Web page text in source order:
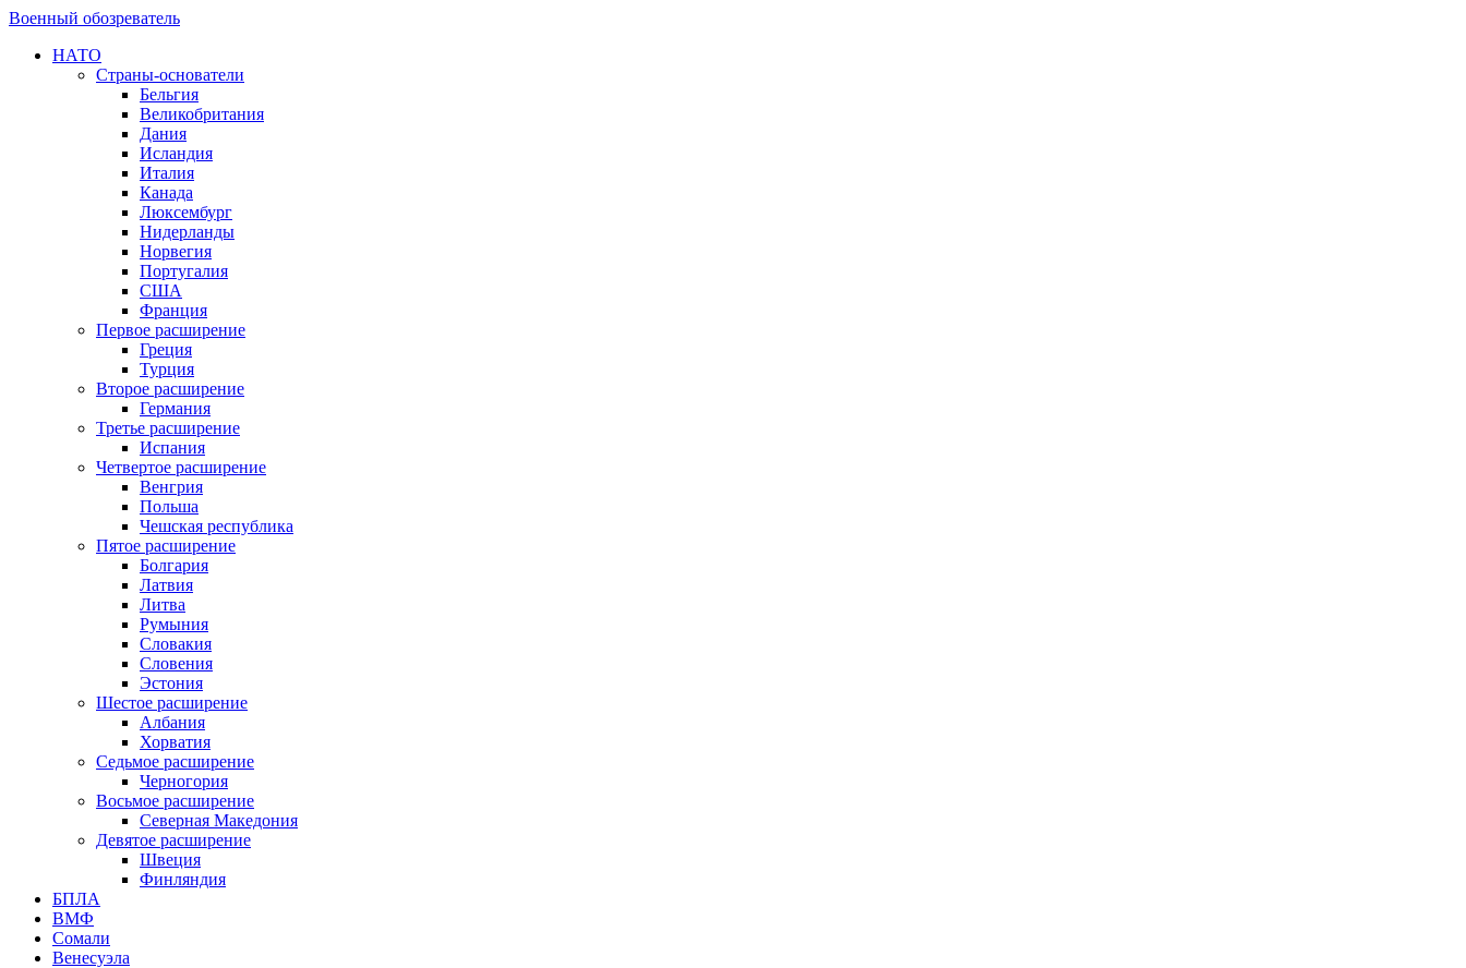
Военный обозреватель
НАТО
Страны-основатели
Бельгия
Великобритания
Дания
Исландия
Италия
Канада
Люксембург
Нидерланды
Норвегия
Португалия
США
Франция
Первое расширение
Греция
Турция
Второе расширение
Германия
Третье расширение
Испания
Четвертое расширение
Венгрия
Польша
Чешская республика
Пятое расширение
Болгария
Латвия
Литва
Румыния
Словакия
Словения
Эстония
Шестое расширение
Албания
Хорватия
Седьмое расширение
Черногория
Восьмое расширение
Северная Македония
Девятое расширение
Швеция
Финляндия
БПЛА
ВМФ
Сомали
Венесуэла